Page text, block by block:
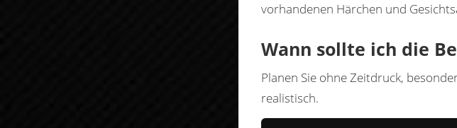
vorhandenen Härchen und
Wann sollte ich die
Planen Sie ohne Zeitdruck,
realistisch.